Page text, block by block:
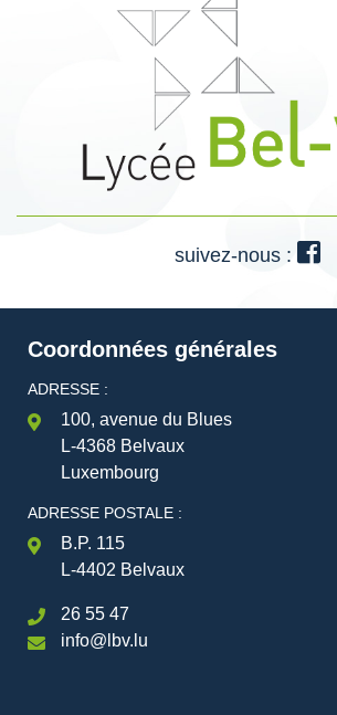
suivez-nous :
Coordonnées générales
ADRESSE :
100, avenue du Blues
L-4368 Belvaux
Luxembourg
ADRESSE POSTALE :
B.P. 115
L-4402 Belvaux
26 55 47
info@lbv.lu